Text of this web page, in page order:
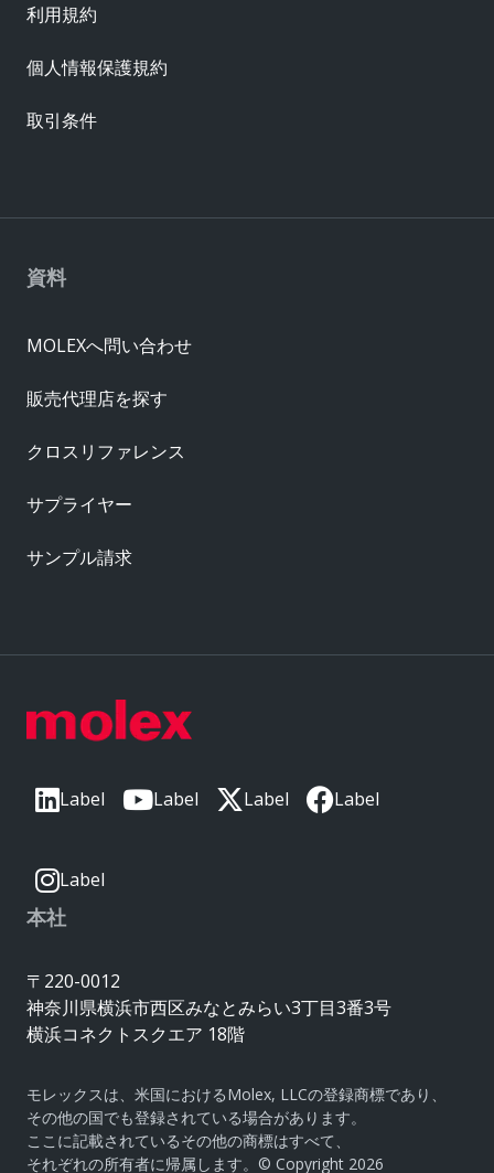
Label Label Label Label
Label
本社
〒220-0012
神奈川県横浜市西区みなとみらい3丁目3番3号
横浜コネクトスクエア 18階
モレックスは、米国におけるMolex, LLCの登録商標であり、
その他の国でも登録されている場合があります。
ここに記載されているその他の商標はすべて、
それぞれの所有者に帰属します。© Copyright 2026
資料
MOLEXへ問い合わせ
販売代理店を探す
クロスリファレンス
サプライヤー
サンプル請求
利用規約
個人情報保護規約
取引条件